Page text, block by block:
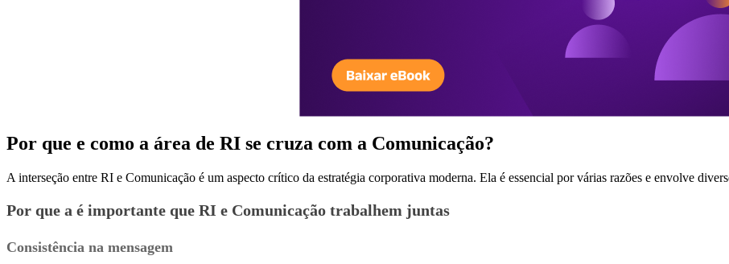
Por que e como a área de RI se cruza com a Comunicação?
A interseção entre RI e Comunicação é um aspecto crítico da estratégia corporativa moderna. Ela é essencial por várias razões e envolve
Por que a é importante que RI e Comunicação trabalhem juntas
Consistência na mensagem